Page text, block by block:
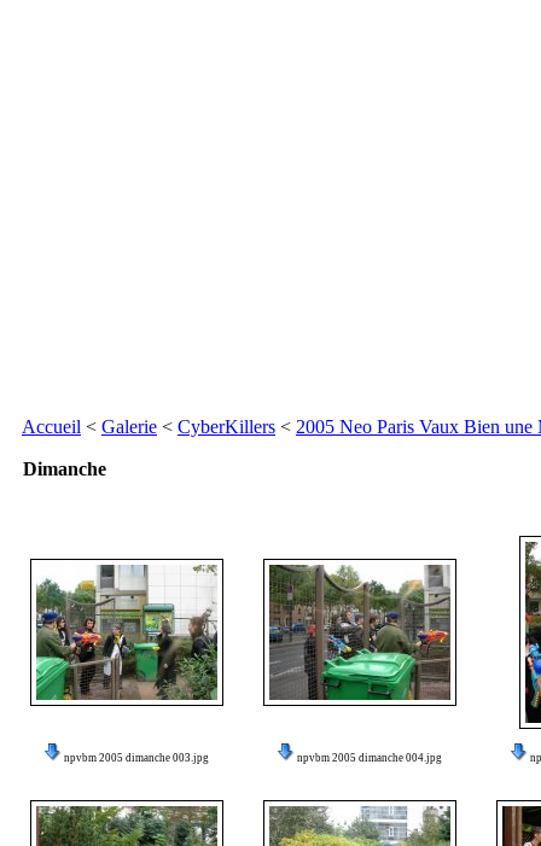
Accueil < Galerie < CyberKillers < 2005 Neo Paris Vaux Bien une
Dimanche
npvbm 2005 dimanche 003.jpg npvbm 2005 dimanche 004.jpg